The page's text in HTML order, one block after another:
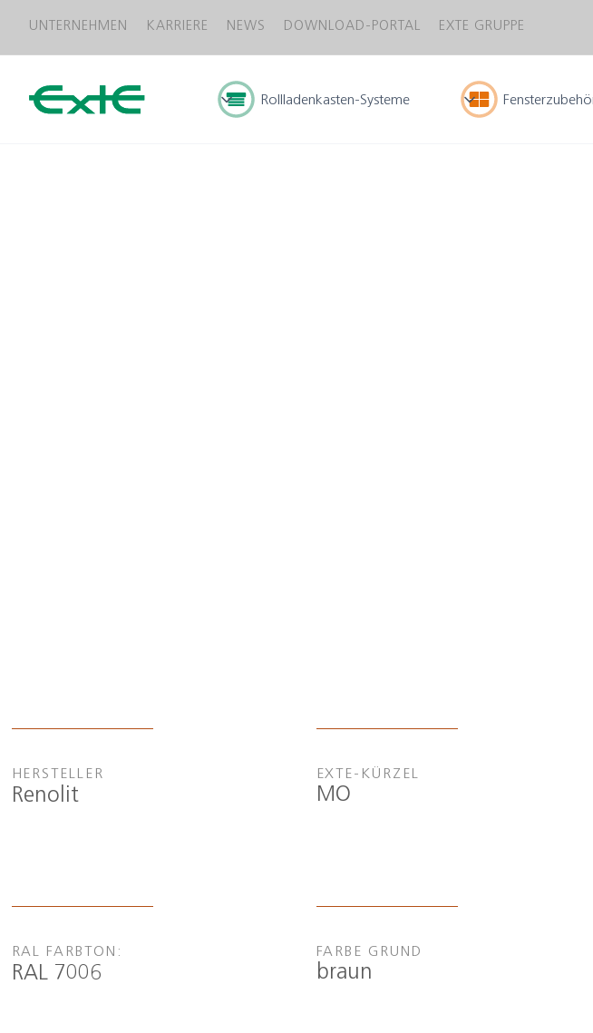
UNTERNEHMEN KARRIERE NEWS DOWNLOAD-PORTAL EXTE GRUPPE
Rollladenkasten-Systeme
HERSTELLER
Renolit
EXTE-KÜRZEL
MO
RAL FARBTON:
RAL 7006
FARBE GRUND
braun